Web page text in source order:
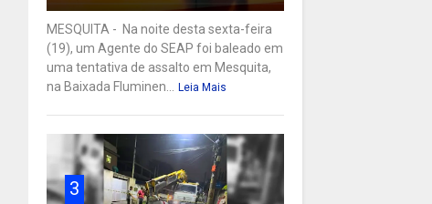
MESQUITA - Na noite desta sexta-feira
(19), um Agente do SEAP foi baleado em
uma tentativa de assalto em Mesquita,
na Baixada Fluminen... Leia Mais
3